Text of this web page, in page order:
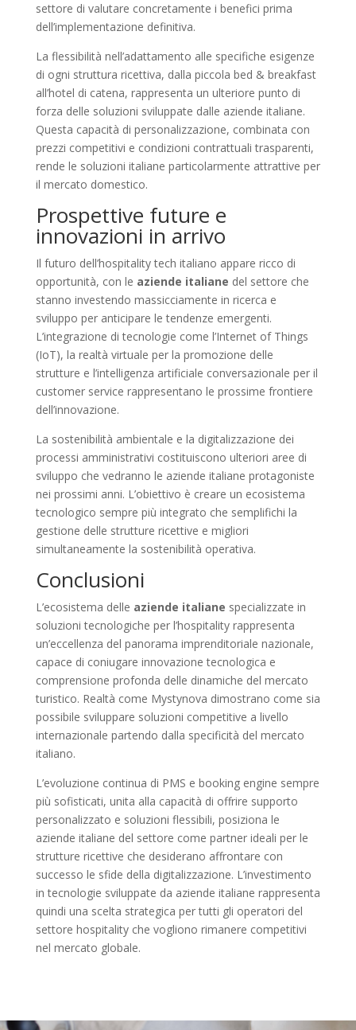
settore di valutare concretamente i benefici prima
dell’implementazione definitiva.
La flessibilità nell’adattamento alle specifiche esigenze
di ogni struttura ricettiva, dalla piccola bed & breakfast
all’hotel di catena, rappresenta un ulteriore punto di
forza delle soluzioni sviluppate dalle aziende italiane.
Questa capacità di personalizzazione, combinata con
prezzi competitivi e condizioni contrattuali trasparenti,
rende le soluzioni italiane particolarmente attrattive per
il mercato domestico.
Prospettive future e
innovazioni in arrivo
Il futuro dell’hospitality tech italiano appare ricco di
opportunità, con le aziende italiane del settore che
stanno investendo massicciamente in ricerca e
sviluppo per anticipare le tendenze emergenti.
L’integrazione di tecnologie come l’Internet of Things
(IoT), la realtà virtuale per la promozione delle
strutture e l’intelligenza artificiale conversazionale per il
customer service rappresentano le prossime frontiere
dell’innovazione.
La sostenibilità ambientale e la digitalizzazione dei
processi amministrativi costituiscono ulteriori aree di
sviluppo che vedranno le aziende italiane protagoniste
nei prossimi anni. L’obiettivo è creare un ecosistema
tecnologico sempre più integrato che semplifichi la
gestione delle strutture ricettive e migliori
simultaneamente la sostenibilità operativa.
Conclusioni
L’ecosistema delle aziende italiane specializzate in
soluzioni tecnologiche per l’hospitality rappresenta
un’eccellenza del panorama imprenditoriale nazionale,
capace di coniugare innovazione tecnologica e
comprensione profonda delle dinamiche del mercato
turistico. Realtà come Mystynova dimostrano come sia
possibile sviluppare soluzioni competitive a livello
internazionale partendo dalla specificità del mercato
italiano.
L’evoluzione continua di PMS e booking engine sempre
più sofisticati, unita alla capacità di offrire supporto
personalizzato e soluzioni flessibili, posiziona le
aziende italiane del settore come partner ideali per le
strutture ricettive che desiderano affrontare con
successo le sfide della digitalizzazione. L’investimento
in tecnologie sviluppate da aziende italiane rappresenta
quindi una scelta strategica per tutti gli operatori del
settore hospitality che vogliono rimanere competitivi
nel mercato globale.